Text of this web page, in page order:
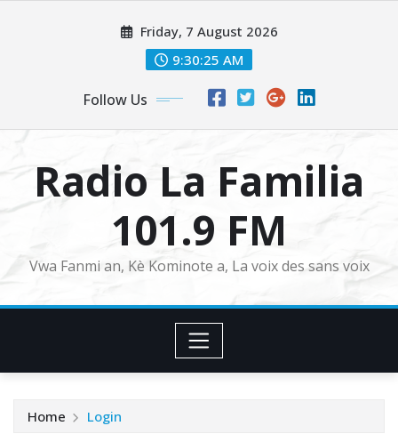
Friday, 7 August 2026
9:30:26 AM
Follow Us
Radio La Familia
101.9 FM
Vwa Fanmi an, Kè Kominote a, La voix des sans voix
Home Login